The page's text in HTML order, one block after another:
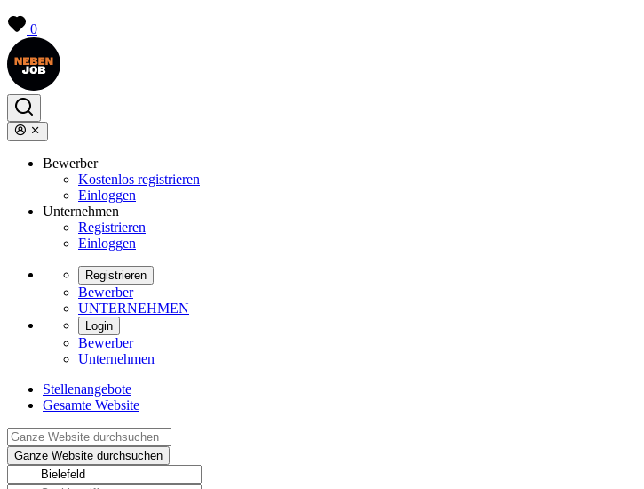
0
Bewerber
Kostenlos registrieren
Einloggen
Unternehmen
Registrieren
Einloggen
Registrieren
Bewerber
UNTERNEHMEN
Login
Bewerber
Unternehmen
Stellenangebote
Gesamte Website